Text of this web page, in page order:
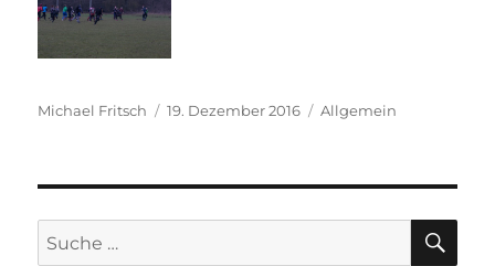
Autor
Michael Fritsch
Veröffentlicht
19. Dezember 2016 Kategorien
Allgemein
Suche